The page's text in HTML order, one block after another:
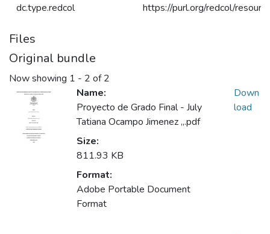
dc.type.redcol https://purl.org/redcol/
Files
Original bundle
Now showing 1 - 2 of 2
Name:
Proyecto de Grado Final - July
Tatiana Ocampo Jimenez ,,.pdf
Size:
811.93 KB
Format:
Adobe Portable Document
Format
Down
load